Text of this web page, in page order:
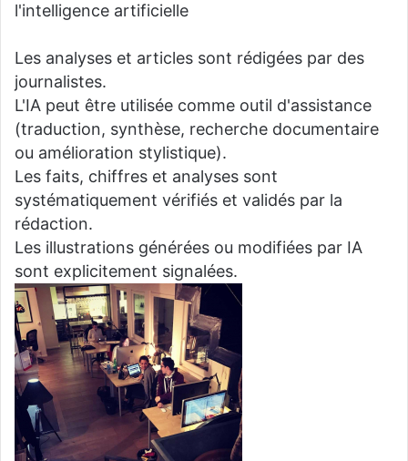
l'intelligence artificielle
Les analyses et articles sont rédigées par des
journalistes.
L'IA peut être utilisée comme outil d'assistance
(traduction, synthèse, recherche documentaire
ou amélioration stylistique).
Les faits, chiffres et analyses sont
systématiquement vérifiés et validés par la
rédaction.
Les illustrations générées ou modifiées par IA
sont explicitement signalées.